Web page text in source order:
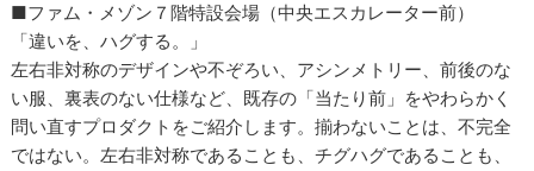
■ファム・メゾン７階特設会場（中央エスカレーター前）
「違いを、ハグする。」
左右非対称のデザインや不ぞろい、アシンメトリー、前後のな
い服、裏表のない仕様など、既存の「当たり前」をやわらかく
問い直すプロダクトをご紹介します。揃わないことは、不完全
ではない。左右非対称であることも、チグハグであることも、